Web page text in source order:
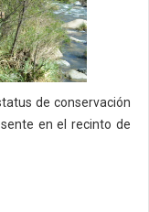
de conservación
en el recinto de